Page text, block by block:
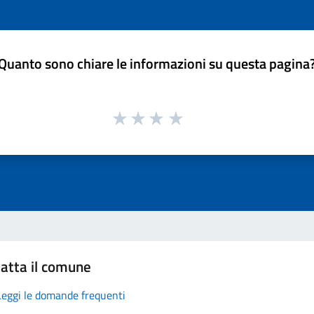
sono chiare le informazioni su questa
il comune
le domande frequenti